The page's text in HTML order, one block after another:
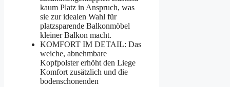
kaum Platz in Anspruch, was
sie zur idealen Wahl für
platzsparende Balkonmöbel
kleiner Balkon macht.
KOMFORT IM DETAIL: Das
weiche, abnehmbare
Kopfpolster erhöht den Liege
Komfort zusätzlich und die
bodenschonenden